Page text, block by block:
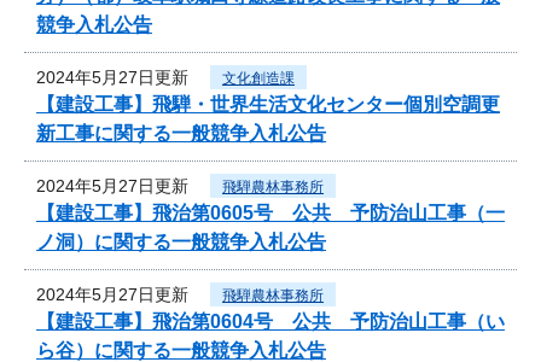
競争入札公告
2024年5月27日更新 文化創造課
【建設工事】飛騨・世界生活文化センター個別空調更
新工事に関する一般競争入札公告
2024年5月27日更新 飛騨農林事務所
【建設工事】飛治第0605号 公共 予防治山工事（一
ノ洞）に関する一般競争入札公告
2024年5月27日更新 飛騨農林事務所
【建設工事】飛治第0604号 公共 予防治山工事（い
ら谷）に関する一般競争入札公告